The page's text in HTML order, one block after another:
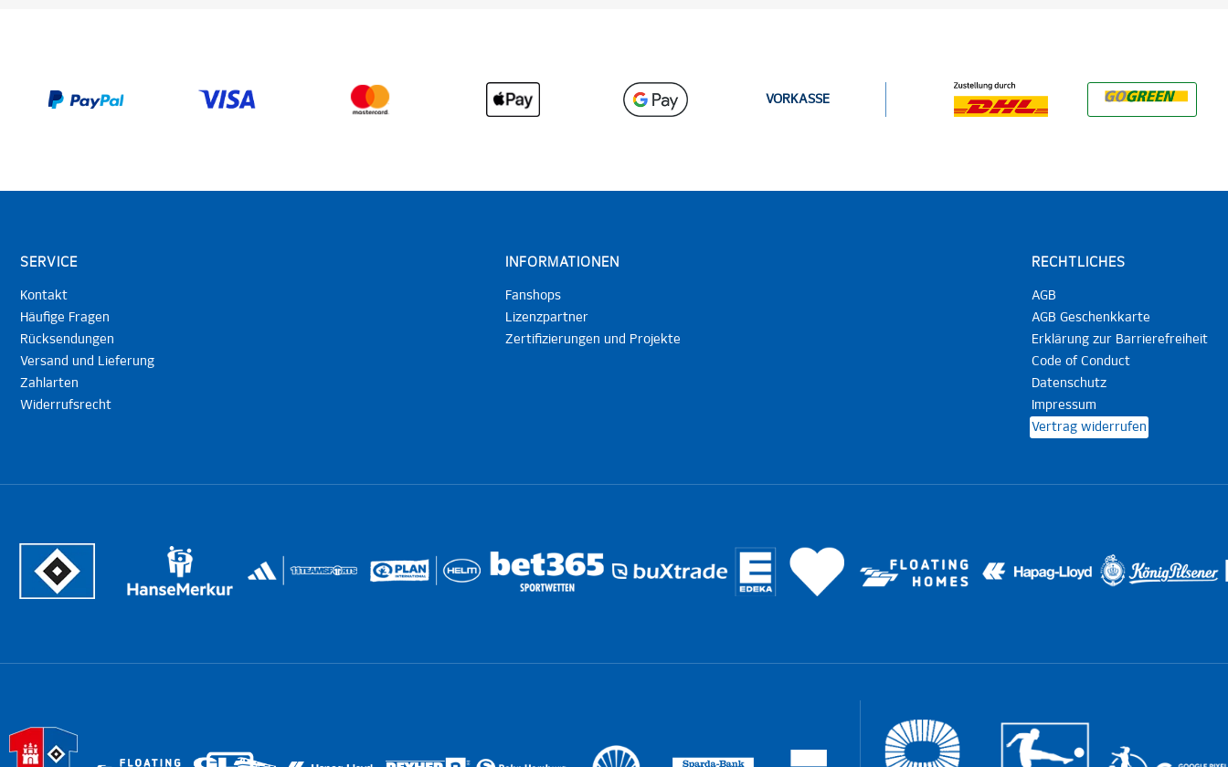
VORKASSE
SERVICE
Kontakt
Häufige Fragen
Rücksendungen
Versand und Lieferung
Zahlarten
Widerrufsrecht
INFORMATIONEN
Fanshops
Lizenzpartner
Zertifizierungen und Projekte
RECHTLICHES
AGB
AGB Geschenkkarte
Erklärung zur Barrierefreiheit
Code of Conduct
Datenschutz
Impressum
Vertrag widerrufen